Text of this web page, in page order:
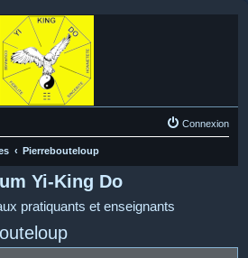
Connexion
Pierrebouteloup
Yi-King Do
pratiquants et enseignants